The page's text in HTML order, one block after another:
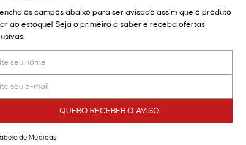
os campos abaixo para ser avisado assim que o produto
ao estoque! Seja o primeiro a saber e receba ofertas
QUERO RECEBER O AVISO
de Medidas